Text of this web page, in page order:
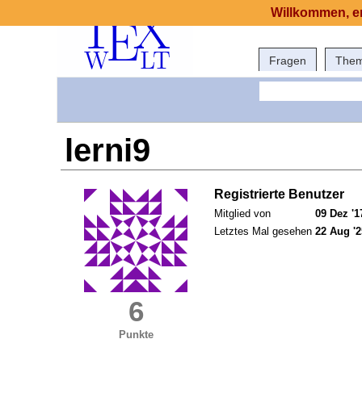
Fragen
lerni9
6
Punkte
Registrierte Benutzer
Mitglied von
09 Dez
Letztes Mal gesehen 22 Aug
Willkommen,